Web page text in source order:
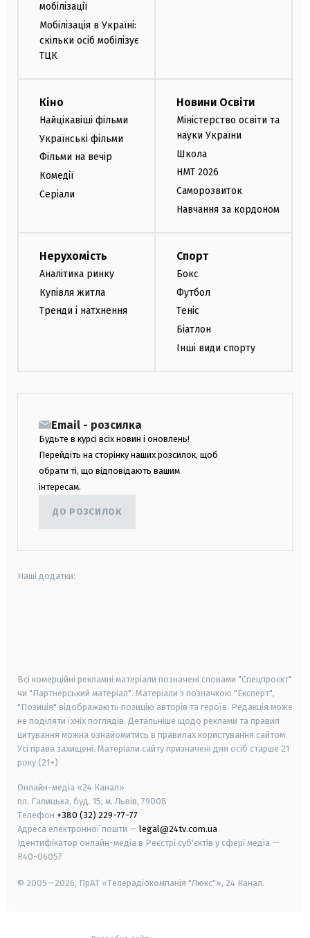
мобілізації
Мобілізація в Україні:
скільки осіб мобілізує
ТЦК
Кіно
Найцікавіші фільми
Українські фільми
Фільми на вечір
Комедії
Серіали
Новини Освіти
Міністерство освіти та
науки України
Школа
НМТ 2026
Саморозвиток
Навчання за кордоном
Нерухомість
Аналітика ринку
Купівля житла
Тренди і натхнення
Спорт
Бокс
Футбол
Теніс
Біатлон
Інші види спорту
Email - розсилка
Будьте в курсі всіх новин і оновлень!
Перейдіть на сторінку наших розсилок, щоб
обрати ті, що відповідають вашим
інтересам.
ДО РОЗСИЛОК
Наші додатки:
Всі комерційні рекламні матеріали позначені словами "Спецпроєкт"
чи "Партнерський матеріал". Матеріали з позначкою "Експерт",
"Позиція" відображають позицію авторів та героїв. Редакція може
не поділяти їхніх поглядів. Детальніше щодо реклами та правил
цитування можна ознайомитись в правилах користування сайтом.
Усі права захищені. Матеріали сайту призначені для осіб старше 21
року (21+)
Онлайн-медіа «24 Канал»
пл. Галицька, буд. 15, м. Львів, 79008
Телефон +380 (32) 229-77-77
Адреса електронної пошти — legal@24tv.com.ua
Ідентифікатор онлайн-медіа в Реєстрі суб'єктів у сфері медіа —
R40-06057
© 2005—2026, ПрАТ «Телерадіокомпанія "Люкс"», 24 Канал.